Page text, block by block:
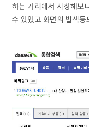
하는 거리에서 시청해보
수 있었고 화면의 발색